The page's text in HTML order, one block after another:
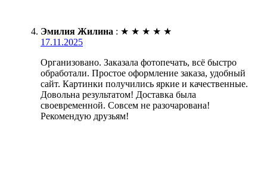
Эмилия Жилина : ★ ★ ★ ★ ★
17.11.2025
Организовано. Заказала фотопечать, всё быстро
обработали. Простое оформление заказа, удобный
сайт. Картинки получились яркие и качественные.
Довольна результатом! Доставка была
своевременной. Совсем не разочарована!
Рекомендую друзьям!